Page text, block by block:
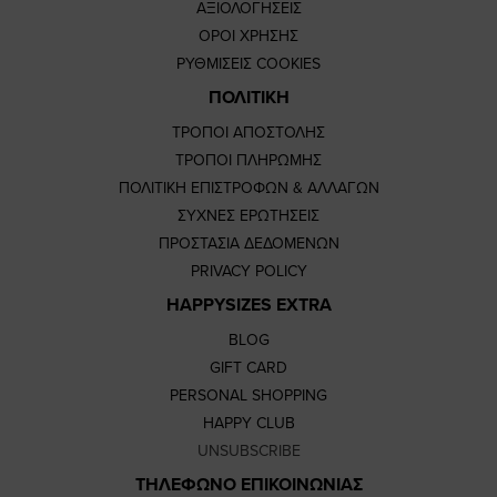
ΑΞΙΟΛΟΓΗΣΕΙΣ
ΟΡΟΙ ΧΡΗΣΗΣ
ΡΥΘΜΙΣΕΙΣ COOKIES
ΠΟΛΙΤΙΚΗ
ΤΡΟΠΟΙ ΑΠΟΣΤΟΛΗΣ
ΤΡΟΠΟΙ ΠΛΗΡΩΜΗΣ
ΠΟΛΙΤΙΚΗ ΕΠΙΣΤΡΟΦΩΝ & ΑΛΛΑΓΩΝ
ΣΥΧΝΕΣ ΕΡΩΤΗΣΕΙΣ
ΠΡΟΣΤΑΣΙΑ ΔΕΔΟΜΕΝΩΝ
PRIVACY POLICY
HAPPYSIZES EXTRA
BLOG
GIFT CARD
PERSONAL SHOPPING
HAPPY CLUB
UNSUBSCRIBE
ΤΗΛΕΦΩΝΟ ΕΠΙΚΟΙΝΩΝΙΑΣ